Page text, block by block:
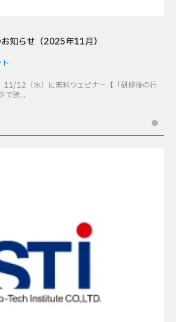
知らせ（2025年11月）
11/12（水）に無料ウェビナー【「研修後の行
で読...